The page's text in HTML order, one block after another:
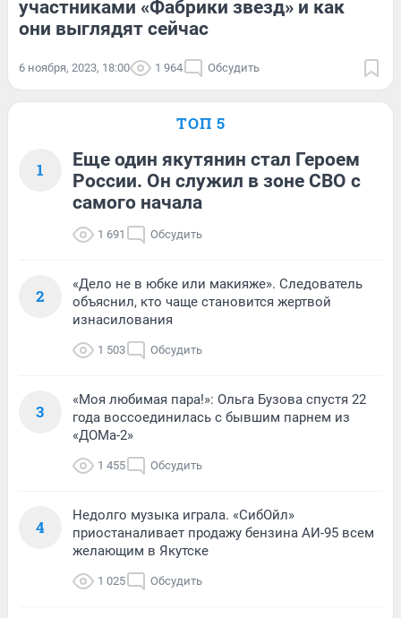
участниками «Фабрики звезд» и как
они выглядят сейчас
6 ноября, 2023, 18:00 1 964 Обсудить
ТОП 5
1
Еще один якутянин стал Героем
России. Он служил в зоне СВО с
самого начала
1 691 Обсудить
2
«Дело не в юбке или макияже». Следователь
объяснил, кто чаще становится жертвой
изнасилования
1 503 Обсудить
3
«Моя любимая пара!»: Ольга Бузова спустя 22
года воссоединилась с бывшим парнем из
«ДОМа-2»
1 455 Обсудить
4
Недолго музыка играла. «СибОйл»
приостаналивает продажу бензина АИ-95 всем
желающим в Якутске
1 025 Обсудить